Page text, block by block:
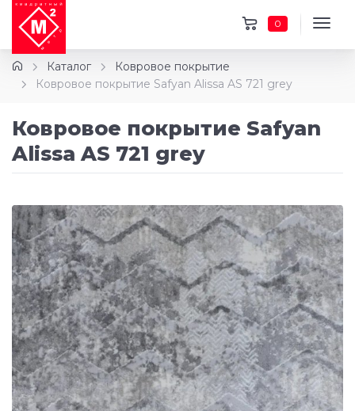
0
Каталог
Ковровое покрытие
Ковровое покрытие Safyan Alissa AS 721 grey
Ковровое покрытие Safyan
Alissa AS 721 grey